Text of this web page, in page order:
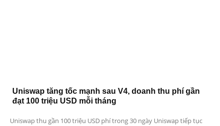
Uniswap tăng tốc mạnh sau V4, doanh thu phí gần
đạt 100 triệu USD mỗi tháng
Uniswap thu gần 100 triệu USD phí trong 30 ngày Uniswap tiếp tục